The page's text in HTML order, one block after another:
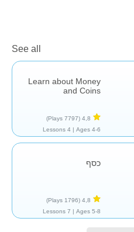
See all
Learn about Money
and Coins
4,8
(7797 Plays)
Ages 4-6 |
4 Lessons
כסף
4,8
(1796 Plays)
Ages 5-8 |
7 Lessons